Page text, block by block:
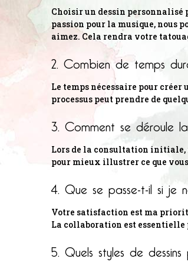
Choisir un dessin personnalisé
passion pour la musique, nous
aimez. Cela rendra votre
2. Combien de temps
Le temps nécessaire pour
processus peut prendre de
3. Comment se déroule
Lors de la consultation initiale,
pour mieux illustrer ce que
4. Que se passe-t-il si je
Votre satisfaction est ma
La collaboration est
5. Quels styles de